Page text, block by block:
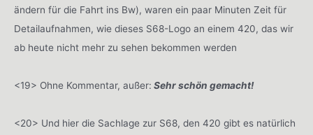
ändern für die Fahrt ins Bw), waren ein paar Minuten Zeit für
Detailaufnahmen, wie dieses S68-Logo an einem 420, das wir
ab heute nicht mehr zu sehen bekommen werden
<19> Ohne Kommentar, außer: Sehr schön gemacht!
<20> Und hier die Sachlage zur S68, den 420 gibt es natürlich